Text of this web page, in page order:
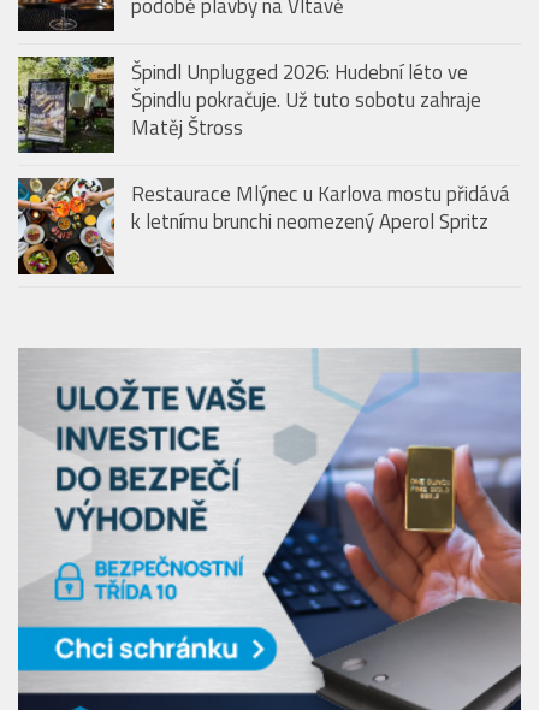
Špindl Unplugged 2026: Hudební léto ve
Špindlu pokračuje. Už tuto sobotu zahraje
Matěj Štross
Restaurace Mlýnec u Karlova mostu přidává
k letnímu brunchi neomezený Aperol Spritz